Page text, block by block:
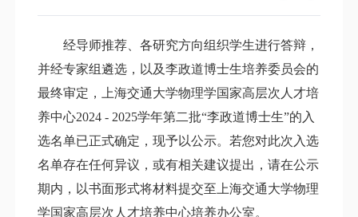
经导师推荐、各研究方向组织学生进行答辩，
并经专家组遴选，以及李政道博士生培养委员会的
最终审定，上海交通大学物理学国家高层次人才培
养中心2024 - 2025学年第二批“李政道博士生”的入
选名单已正式确定，现予以公示。 若您对此次入选
名单存在任何异议，或有相关建议提出，请在公示
期内，以书面形式将材料提交至上海交通大学物理
学国家高层次人才培养中心培养办公室。